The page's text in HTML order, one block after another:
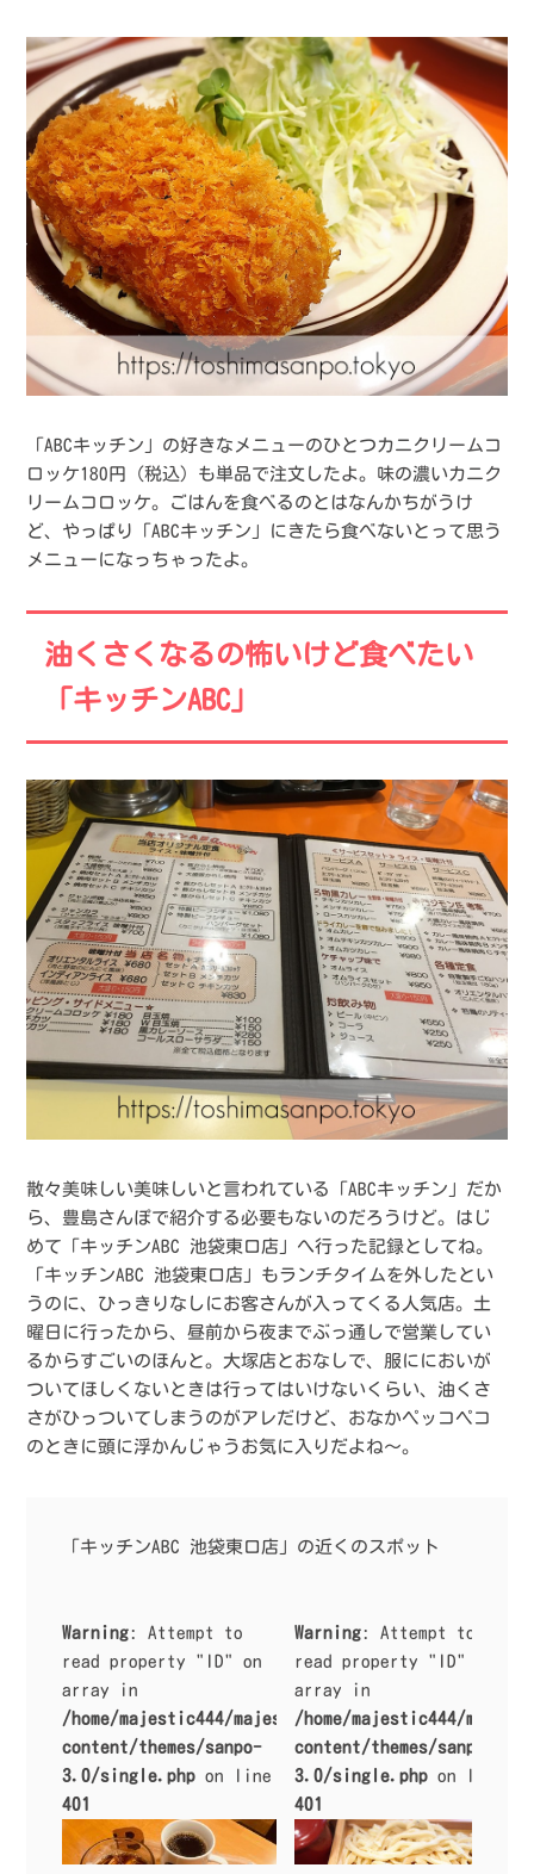
「ABCキッチン」の好きなメニューのひとつカニクリームコ
ロッケ180円（税込）も単品で注文したよ。味の濃いカニク
リームコロッケ。ごはんを食べるのとはなんかちがうけ
ど、やっぱり「ABCキッチン」にきたら食べないとって思う
メニューになっちゃったよ。
油くさくなるの怖いけど食べたい
「キッチンABC」
散々美味しい美味しいと言われている「ABCキッチン」だか
ら、豊島さんぽで紹介する必要もないのだろうけど。はじ
めて「キッチンABC 池袋東口店」へ行った記録としてね。
「キッチンABC 池袋東口店」もランチタイムを外したとい
うのに、ひっきりなしにお客さんが入ってくる人気店。土
曜日に行ったから、昼前から夜までぶっ通しで営業してい
るからすごいのほんと。大塚店とおなしで、服ににおいが
ついてほしくないときは行ってはいけないくらい、油くさ
さがひっついてしまうのがアレだけど、おなかペッコペコ
のときに頭に浮かんじゃうお気に入りだよね〜。
「キッチンABC 池袋東口店」の近くのスポット
Warning: Attempt to
read property "ID" on
array in
/home/majestic444/majestic.work/public_html/
content/themes/sanpo-
3.0/single.php on line
401
Warning: Attempt to
read property "ID" on
array in
/home/majestic444/
content/themes/sanpo-
3.0/single.php on line
401